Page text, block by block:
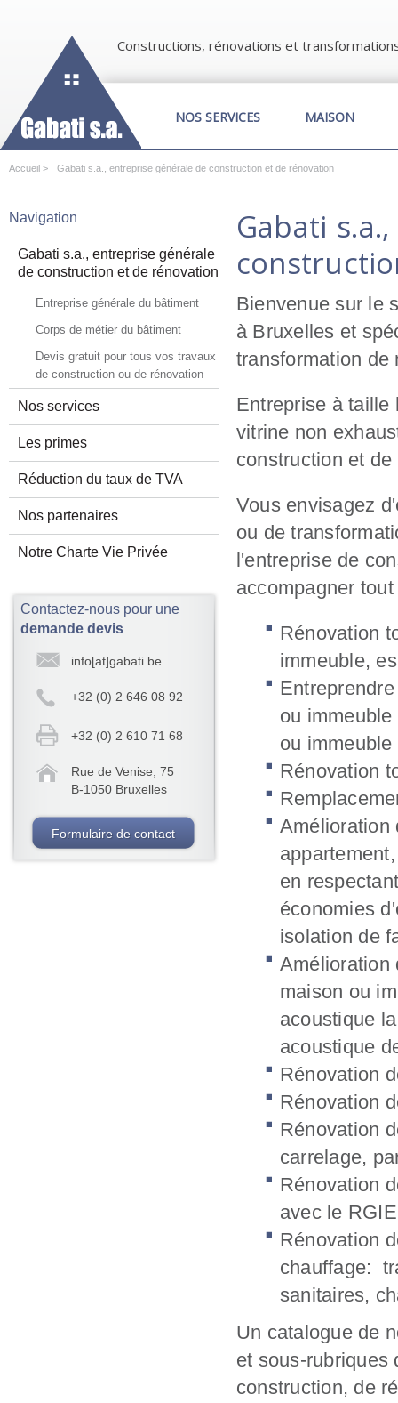
Constructions, rénovations et
NOS SERVICES MAISON
Accueil > Gabati s.a., entreprise générale de construction et de rénovation
Navigation
Gabati s.a., entreprise générale
de construction et de rénovation
Entreprise générale du bâtiment
Corps de métier du bâtiment
Devis gratuit pour tous vos travaux
de construction ou de rénovation
Nos services
Les primes
Réduction du taux de TVA
Nos partenaires
Notre Charte Vie Privée
Contactez-nous pour une
demande devis
info[at]gabati.be
+32 (0) 2 646 08 92
+32 (0) 2 610 71 68
Rue de Venise, 75
B-1050 Bruxelles
Formulaire de contact
Gabati
Bienvenue sur le
à Bruxelles et
transformation de
Entreprise à taille
vitrine non
construction et
Vous envisagez
ou de
l'entreprise de
accompagner
Rénovation
immeuble,
ou
ou immeuble
Rénovation
Amélioration
en
économies
isolation de
Amélioration
maison ou
acoustique
acoustique
Rénovation
Rénovation
Rénovation
carrelage,
Rénovation
avec le RGIE
Rénovation
chauffage:
sanitaires,
Un catalogue de
et sous-rubriques
construction, de